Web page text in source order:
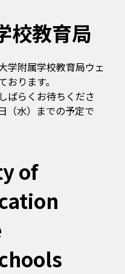
校教育局
学附属学校教育局ウェ
ります。
ばらくお待ちくださ
（水）までの予定で
of